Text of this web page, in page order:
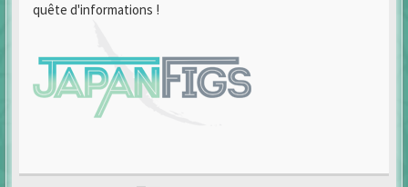
quête d'informations !